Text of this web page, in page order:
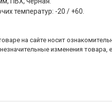
температур: -20 / +60.
на сайте носит
изменения товара,